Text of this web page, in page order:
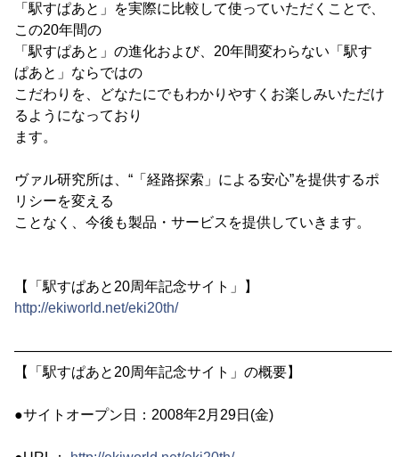
「駅すぱあと」を実際に比較して使っていただくことで、
この20年間の
「駅すぱあと」の進化および、20年間変わらない「駅す
ぱあと」ならではの
こだわりを、どなたにでもわかりやすくお楽しみいただけ
るようになっており
ます。
ヴァル研究所は、“「経路探索」による安心”を提供するポ
リシーを変える
ことなく、今後も製品・サービスを提供していきます。
【「駅すぱあと20周年記念サイト」】
http://ekiworld.net/eki20th/
【「駅すぱあと20周年記念サイト」の概要】
●サイトオープン日：2008年2月29日(金)